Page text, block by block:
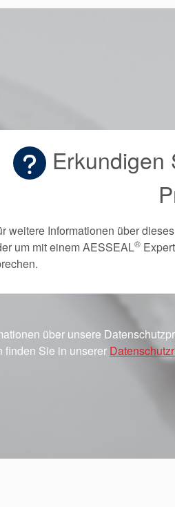
Erkundigen
weitere Informationen über
um mit einem AESSEAL®
über unsere
finden Sie in unserer